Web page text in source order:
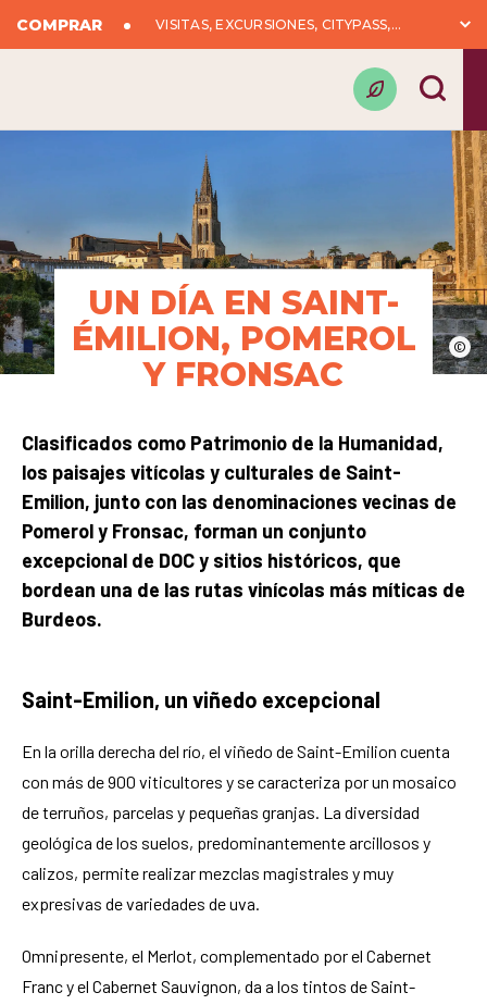
COMPRAR VISITAS, EXCURSIONES, CITYPASS,...
©
UN DÍA EN SAINT-
ÉMILION, POMEROL
Y FRONSAC
Clasificados como Patrimonio de la Humanidad,
los paisajes vitícolas y culturales de Saint-
Emilion, junto con las denominaciones vecinas de
Pomerol y Fronsac, forman un conjunto
excepcional de DOC y sitios históricos, que
bordean una de las rutas vinícolas más míticas de
Burdeos.
Saint-Emilion, un viñedo excepcional
En la orilla derecha del río, el viñedo de Saint-Emilion cuenta
con más de 900 viticultores y se caracteriza por un mosaico
de terruños, parcelas y pequeñas granjas. La diversidad
geológica de los suelos, predominantemente arcillosos y
calizos, permite realizar mezclas magistrales y muy
expresivas de variedades de uva.
Omnipresente, el Merlot, complementado por el Cabernet
Franc y el Cabernet Sauvignon, da a los tintos de Saint-